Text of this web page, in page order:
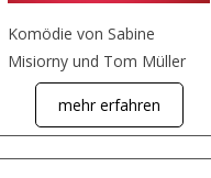
Komödie von Sabine
Misiorny und Tom Müller
mehr erfahren